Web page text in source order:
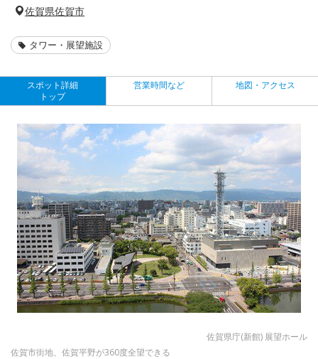
佐賀県佐賀市
タワー・展望施設
スポット詳細
トップ
営業時間など 地図・アクセス
佐賀県庁(新館) 展望ホール
佐賀市街地、佐賀平野が360度全望できる